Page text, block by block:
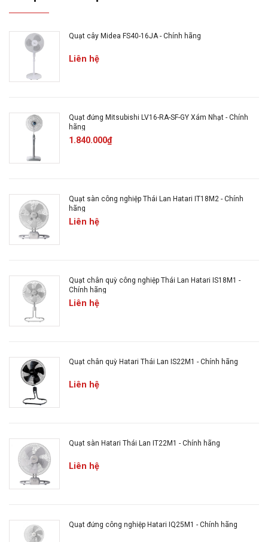
Dung tích bình chứa nước:
Trọng lượng:
Mô tả sản phẩm
Quạt cây Midea FS40-16JA - Chính hãng
Liên hệ
Quạt đứng Mitsubishi LV16-RA-SF-GY Xám Nhạt - Chính
hãng
1.840.000₫
Quạt sàn công nghiệp Thái Lan Hatari IT18M2 - Chính
hãng
Liên hệ
Quạt chân quỳ công nghiệp Thái Lan Hatari IS18M1 -
Chính hãng
Liên hệ
Quạt chân quỳ Hatari Thái Lan IS22M1 - Chính hãng
Liên hệ
Quạt sàn Hatari Thái Lan IT22M1 - Chính hãng
Liên hệ
Quạt đứng công nghiệp Hatari IQ25M1 - Chính hãng